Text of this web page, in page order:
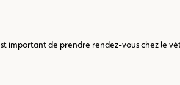
important de prendre rendez-vous chez le